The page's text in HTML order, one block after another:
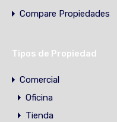
Compare Propiedades
Tipos de Propiedad
Comercial
Oficina
Tienda